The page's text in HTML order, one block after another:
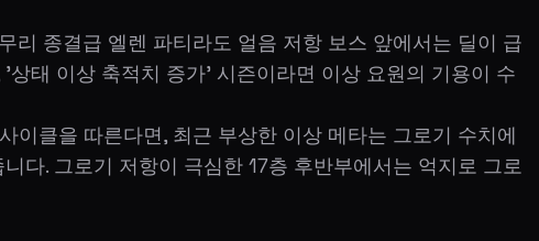
리 종결급 엘렌 파티라도 얼음 저항 보스 앞에서는 딜이 급
태 이상 축적치 증가' 시즌이라면 이상 요원의 기용이 수
이클을 따른다면, 최근 부상한 이상 메타는 그로기 수치에
다. 그로기 저항이 극심한 17층 후반부에서는 억지로 그로